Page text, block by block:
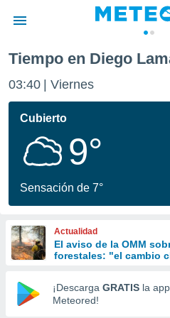
de
ha
que se
calidad.
a este
las
y
forma
digital
basada
Tiempo en Diego
03:40 Viernes
Cubierto
9°
Sensación de 7°
Actualidad
El aviso de la OMM
forestales: "el cambio
¡Descarga GRATIS la
Meteored!